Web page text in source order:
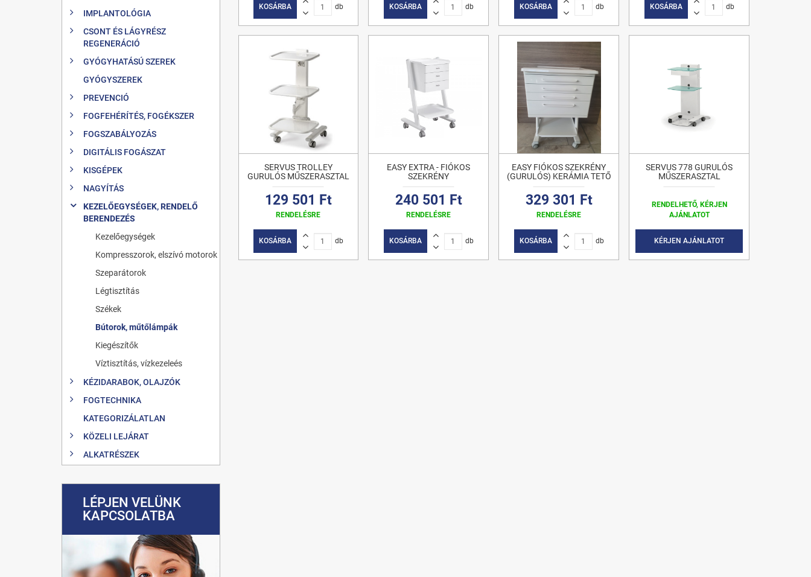
IMPLANTOLÓGIA
CSONT ÉS LÁGYRÉSZ
REGENERÁCIÓ
GYÓGYHATÁSÚ SZEREK
GYÓGYSZEREK
PREVENCIÓ
FOGFEHÉRÍTÉS, FOGÉKSZER
FOGSZABÁLYOZÁS
DIGITÁLIS FOGÁSZAT
KISGÉPEK
NAGYÍTÁS
KEZELŐEGYSÉGEK, RENDELŐ
BERENDEZÉS
Kezelőegységek
Kompresszorok, elszívó motorok
Szeparátorok
Légtisztítás
Székek
Bútorok, műtőlámpák
Kiegészítők
Víztisztítás, vízkezeleés
KÉZIDARABOK, OLAJZÓK
FOGTECHNIKA
KATEGORIZÁLATLAN
KÖZELI LEJÁRAT
ALKATRÉSZEK
LÉPJEN VELÜNK
KAPCSOLATBA
KOSÁRBA db KOSÁRBA db KOSÁRBA db KOSÁRBA db
SERVUS TROLLEY
GURULÓS MŰSZERASZTAL
129 501 Ft
RENDELÉSRE
KOSÁRBA db
EASY EXTRA - FIÓKOS
SZEKRÉNY
240 501 Ft
RENDELÉSRE
KOSÁRBA db
EASY FIÓKOS SZEKRÉNY
(GURULÓS) KERÁMIA TETŐ
329 301 Ft
RENDELÉSRE
KOSÁRBA db
SERVUS 778 GURULÓS
MŰSZERASZTAL
RENDELHETŐ, KÉRJEN
AJÁNLATOT
KÉRJEN AJÁNLATOT